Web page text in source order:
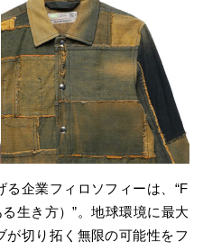
企業フィロソフィーは、“F
生き方）”。地球環境に最大
が切り拓く無限の可能性をフ